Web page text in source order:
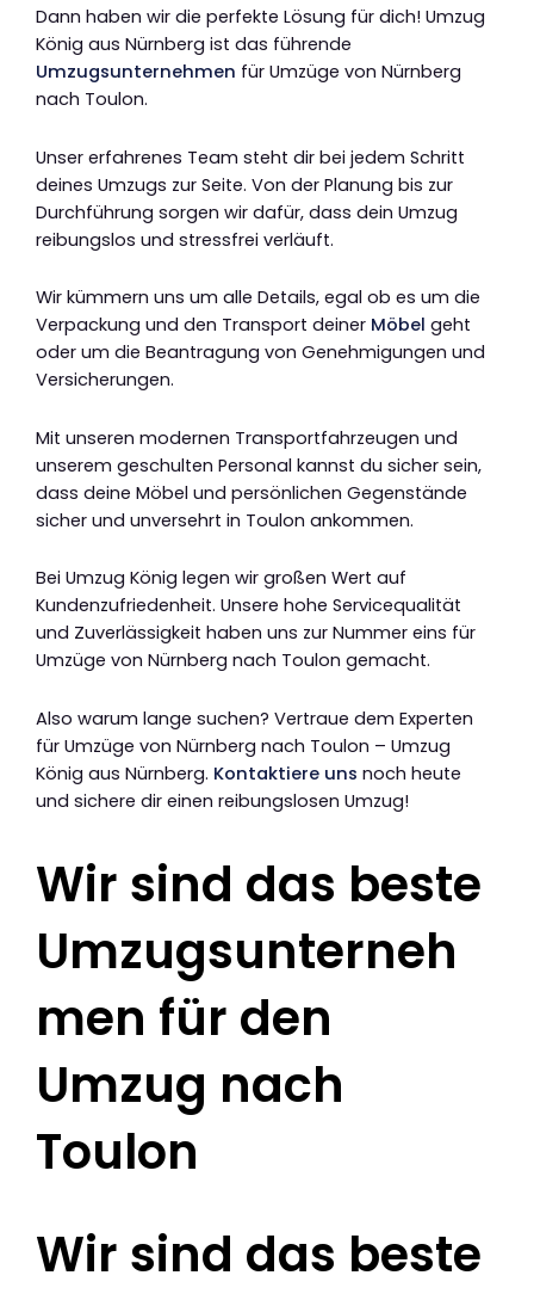
Dann haben wir die perfekte Lösung für dich! Umzug
König aus Nürnberg ist das führende
Umzugsunternehmen für Umzüge von Nürnberg
nach Toulon.
Unser erfahrenes Team steht dir bei jedem Schritt
deines Umzugs zur Seite. Von der Planung bis zur
Durchführung sorgen wir dafür, dass dein Umzug
reibungslos und stressfrei verläuft.
Wir kümmern uns um alle Details, egal ob es um die
Verpackung und den Transport deiner Möbel geht
oder um die Beantragung von Genehmigungen und
Versicherungen.
Mit unseren modernen Transportfahrzeugen und
unserem geschulten Personal kannst du sicher sein,
dass deine Möbel und persönlichen Gegenstände
sicher und unversehrt in Toulon ankommen.
Bei Umzug König legen wir großen Wert auf
Kundenzufriedenheit. Unsere hohe Servicequalität
und Zuverlässigkeit haben uns zur Nummer eins für
Umzüge von Nürnberg nach Toulon gemacht.
Also warum lange suchen? Vertraue dem Experten
für Umzüge von Nürnberg nach Toulon – Umzug
König aus Nürnberg. Kontaktiere uns noch heute
und sichere dir einen reibungslosen Umzug!
Wir sind das beste
Umzugsunterneh
men für den
Umzug nach
Toulon
Wir sind das beste